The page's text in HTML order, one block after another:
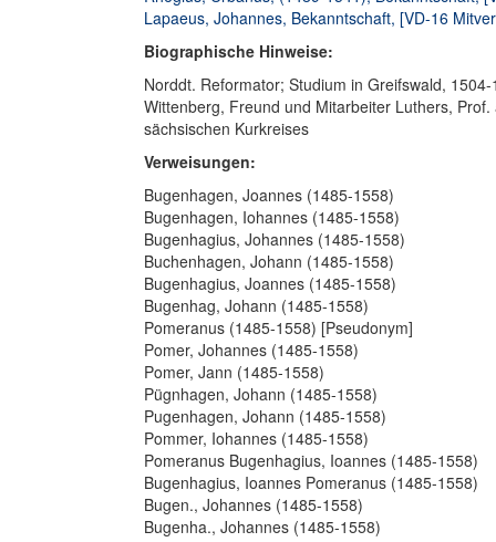
Lapaeus, Johannes, Bekanntschaft, [VD-16
Biographische Hinweise:
Norddt. Reformator; Studium in Greifswald,
Wittenberg, Freund und Mitarbeiter Luthers,
sächsischen Kurkreises
Verweisungen:
Bugenhagen, Joannes (1485-1558)
Bugenhagen, Iohannes (1485-1558)
Bugenhagius, Johannes (1485-1558)
Buchenhagen, Johann (1485-1558)
Bugenhagius, Joannes (1485-1558)
Bugenhag, Johann (1485-1558)
Pomeranus (1485-1558) [Pseudonym]
Pomer, Johannes (1485-1558)
Pomer, Jann (1485-1558)
Pügnhagen, Johann (1485-1558)
Pugenhagen, Johann (1485-1558)
Pommer, Iohannes (1485-1558)
Pomeranus Bugenhagius, Ioannes (1485-1558)
Bugenhagius, Ioannes Pomeranus (1485-1558)
Bugen., Johannes (1485-1558)
Bugenha., Johannes (1485-1558)